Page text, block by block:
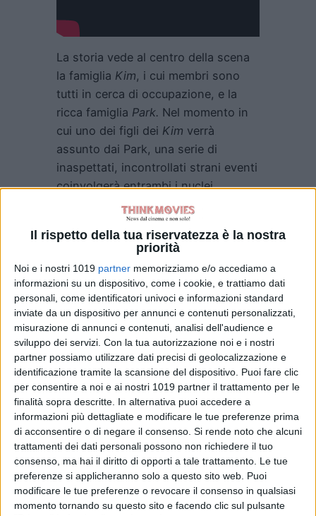
Il rispetto della tua riservatezza è la nostra
priorità
Noi e i nostri 1019 partner memorizziamo e/o accediamo a
informazioni su un dispositivo, come i cookie, e trattiamo dati
personali, come identificatori univoci e informazioni standard
inviate da un dispositivo per annunci e contenuti personalizzati,
misurazione di annunci e contenuti, analisi dell'audience e
sviluppo dei servizi. Con la tua autorizzazione noi e i nostri
partner possiamo utilizzare dati precisi di geolocalizzazione e
identificazione tramite la scansione del dispositivo. Puoi fare clic
per consentire a noi e ai nostri 1019 partner il trattamento per le
finalità sopra descritte. In alternativa puoi accedere a
informazioni più dettagliate e modificare le tue preferenze prima
di acconsentire o di negare il consenso. Si rende noto che alcuni
trattamenti dei dati personali possono non richiedere il tuo
consenso, ma hai il diritto di opporti a tale trattamento. Le tue
preferenze si applicheranno solo a questo sito web. Puoi
modificare le tue preferenze o revocare il consenso in qualsiasi
momento tornando su questo sito e facendo clic sul pulsante
La storia vede al centro della scena
la famiglia Kim, i cui membri sono
tutti in cerca di occupazione, e la
ricca famiglia Park. Nel momento in
cui uno dei figli dei Kim verrà
assunto dai Park, una serie di
inaspettati, incontrollati strani eventi
coinvolgerà entrambi i nuclei.
Il cast include:Song Kang Ho, Lee
Sun Kyun, Cho Yeo Jeong, Choi Woo
Shik, Park So Dam, Lee Jung Eun
Chang Hyae Jin.
Pubblicato Agosto 16, 2019in
News cinema e film
daEmanuela Giuliani
Tag: